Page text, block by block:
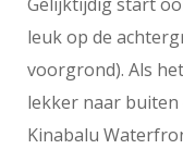
leuk op de
voorgrond). Als
lekker naar
Kinabalu